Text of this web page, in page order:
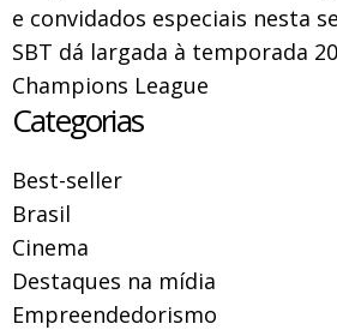
e convidados especiais nesta
SBT dá largada à temporada
Champions League
Categorias
Best-seller
Brasil
Cinema
Destaques na mídia
Empreendedorismo